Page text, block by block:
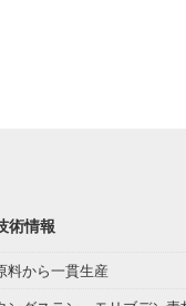
術情報
料から一貫生産